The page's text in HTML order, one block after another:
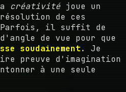
créativité joue un
de ces
Parfois, il suffit de
de vue pour que
soudainement. Je
preuve d'imagination
à une seule